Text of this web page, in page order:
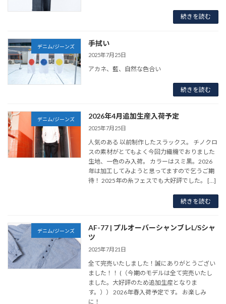
続きを読む
デニム/ジーンズ 手拭い
2025年7月25日
アカネ、藍、自然な色合い
続きを読む
デニム/ジーンズ 2026年4月追加生産入荷予定
2025年7月25日
人気のある 以前制作したスラックス。 チノクロ
スの素材がとてもよく今回力織機でおりました
生地、一色のみ入荷。 カラーはスミ黒。2026
年は加工してみようと思ってますので乞うご期
待！ 2025年の糸フェスでも大好評でした。 […]
続きを読む
デニム/ジーンズ
AF-77 | プルオーバーシャンブレL/Sシャ
ツ
2025年7月21日
全て完売いたしました！誠にありがとうござい
ました！！ (（今期のモデルは全て完売いたし
ました。大好評のため追加生産となりま
す。）） 2026年春入荷予定です。 お楽しみ
に！